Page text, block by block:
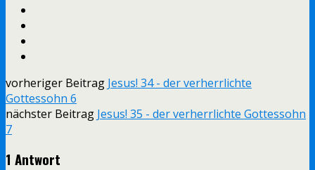
vorheriger Beitrag Jesus! 34 - der verherrlichte
Gottessohn 6
nächster Beitrag Jesus! 35 - der verherrlichte Gottessohn
7
1 Antwort